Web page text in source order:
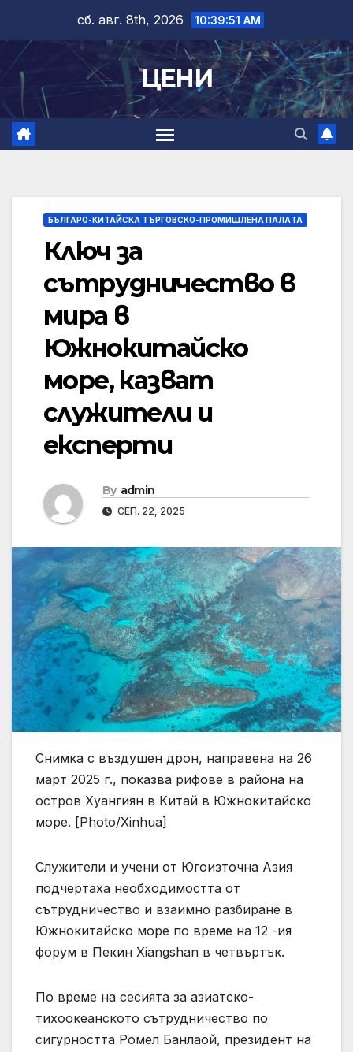
content
сб. авг. 8th, 2026 10:39:52 AM
ЦЕНИ
БЪЛГАРО-КИТАЙСКА ТЪРГОВСКО-ПРОМИШЛЕНА ПАЛAТА
Ключ за
сътрудничество в
мира в
Южнокитайско
море, казват
служители и
експерти
By admin
СЕП. 22, 2025
Снимка с въздушен дрон, направена на 26
март 2025 г., показва рифове в района на
остров Хуангиян в Китай в Южнокитайско
море. [Photo/Xinhua]
Служители и учени от Югоизточна Азия
подчертаха необходимостта от
сътрудничество и взаимно разбиране в
Южнокитайско море по време на 12 -ия
форум в Пекин Xiangshan в четвъртък.
По време на сесията за азиатско-
тихоокеанското сътрудничество по
сигурността Ромел Банлаой, президент на